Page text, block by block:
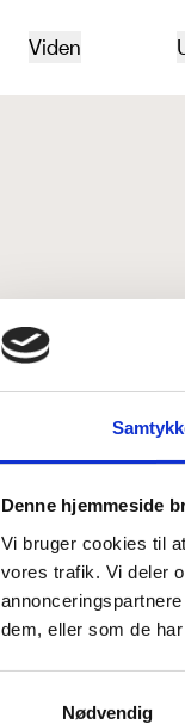
Denne hjemmeside
Vi bruger cookies til
vores trafik. Vi deler
dem, eller som de
Nødvendig
Viden